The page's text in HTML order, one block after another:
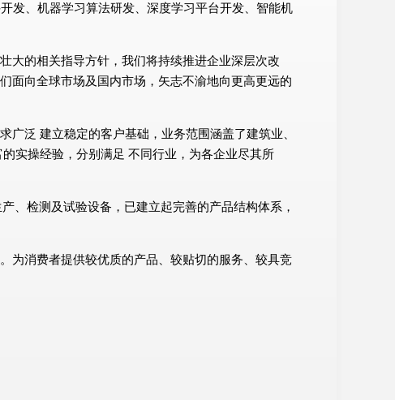
发、机器学习算法研发、深度学习平台开发、智能机
大的相关指导方针，我们将持续推进企业深层次改
面向全球市场及国内市场，矢志不渝地向更高更远的
泛 建立稳定的客户基础，业务范围涵盖了建筑业、
实操经验，分别满足 不同行业，为各企业尽其所
、检测及试验设备，已建立起完善的产品结构体系，
为消费者提供较优质的产品、较贴切的服务、较具竞